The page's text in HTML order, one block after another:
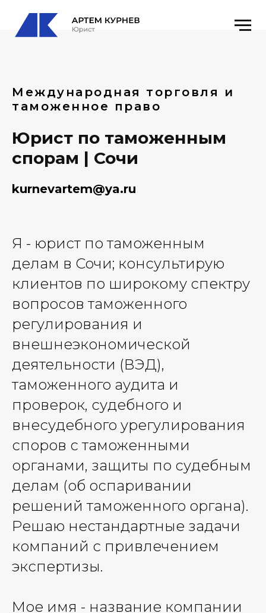
Международная торговля и
таможенное право
Юрист по таможенным
спорам | Сочи
kurnevartem@ya.ru
Я - юрист по таможенным
делам в Сочи; консультирую
клиентов по широкому спектру
вопросов таможенного
регулирования и
внешнеэкономической
деятельности (ВЭД),
таможенного аудита и
проверок, судебного и
внесудебного урегулирования
споров с таможенными
органами, защиты по судебным
делам (об оспаривании
решений таможенного органа).
Решаю нестандартные задачи
компаний с привлечением
экспертизы.
Мое имя - название компании